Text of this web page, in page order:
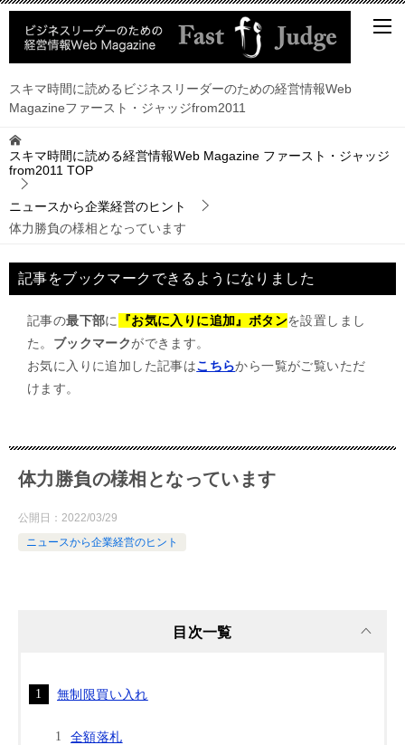
スキマ時間に読めるビジネスリーダーのための経営情報Web
Magazineファースト・ジャッジfrom2011
スキマ時間に読める経営情報Web Magazine ファースト・ジャッジ
from2011 TOP
ニュースから企業経営のヒント
体力勝負の様相となっています
記事をブックマークできるようになりました
記事の最下部に 『お気に入りに追加』ボタンを設置しまし
た。 ブックマークができます。
お気に入りに追加した記事はこちらから一覧がご覧いただ
けます。
体力勝負の様相となっています
公開日： 2022/03/29
ニュースから企業経営のヒント
目次一覧
無制限買い入れ
全額落札